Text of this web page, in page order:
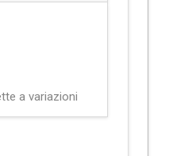
a variazioni